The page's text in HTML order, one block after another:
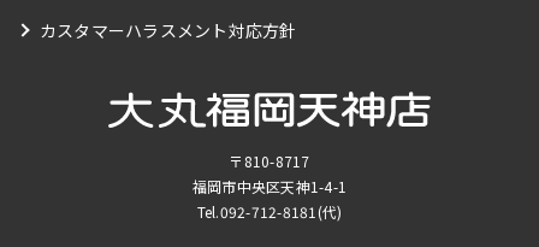
カスタマーハラスメント対応方針
〒810-8717
福岡市中央区天神1-4-1
Tel.092-712-8181 (代)